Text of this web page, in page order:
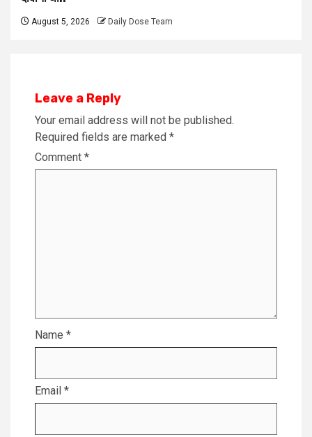
August 5, 2026 Daily Dose Team
Leave a Reply
Your email address will not be published.
Required fields are marked *
Comment *
Name *
Email *